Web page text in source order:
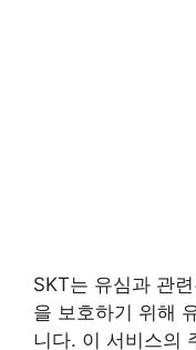
SKT는 유심과 관
을 보호하기 위해
니다. 이 서비스의